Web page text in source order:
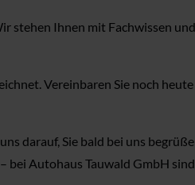
stehen Ihnen mit Fachwissen
Vereinbaren Sie noch
darauf, Sie bald bei uns
Autohaus Tauwald GmbH